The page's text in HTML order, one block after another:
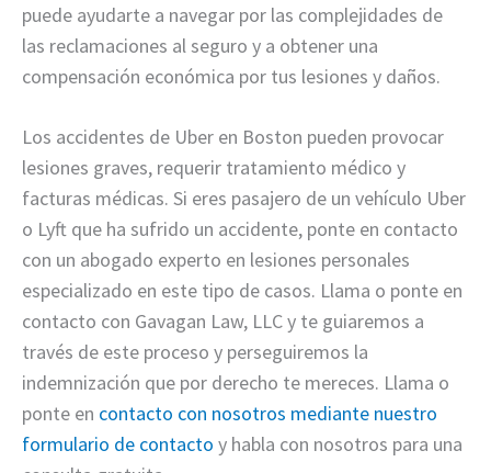
puede ayudarte a navegar por las complejidades de
las reclamaciones al seguro y a obtener una
compensación económica por tus lesiones y daños.
Los accidentes de Uber en Boston pueden provocar
lesiones graves, requerir tratamiento médico y
facturas médicas. Si eres pasajero de un vehículo Uber
o Lyft que ha sufrido un accidente, ponte en contacto
con un abogado experto en lesiones personales
especializado en este tipo de casos. Llama o ponte en
contacto con Gavagan Law, LLC y te guiaremos a
través de este proceso y perseguiremos la
indemnización que por derecho te mereces. Llama o
ponte en contacto con nosotros mediante nuestro
formulario de contacto y habla con nosotros para una